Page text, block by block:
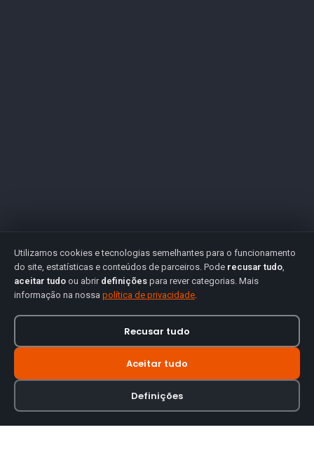
Utilizamos cookies e tecnologias semelhantes para o funcionamento
do site, estatísticas e conteúdos de parceiros. Pode recusar tudo,
aceitar tudo ou abrir definições para rever categorias. Mais
informação na nossa política de privacidade.
Recusar tudo
Aceitar tudo
Definições